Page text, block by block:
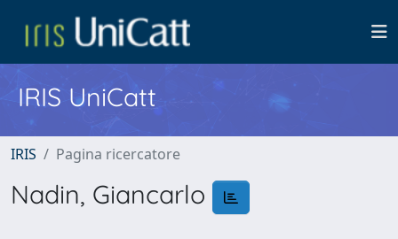
IRIS UniCatt
IRIS Pagina ricercatore
Nadin, Giancarlo